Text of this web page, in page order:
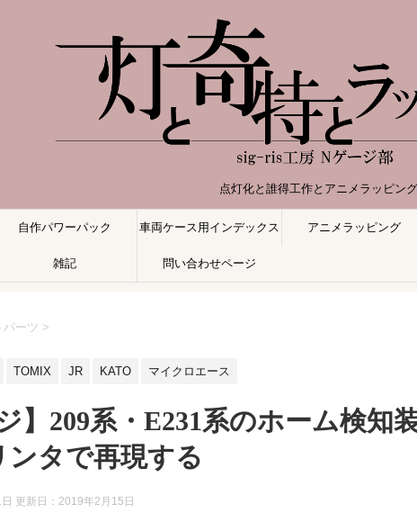
点灯化と誰得工作とアニメラッピング
自作パワーパック 車両ケース用インデックス アニメラッピング
雑記 問い合わせページ
パーツ >
TOMIX JR KATO マイクロエース
】209系・E231系のホーム検知
ンタで再現する
更新日： 2019年2月15日